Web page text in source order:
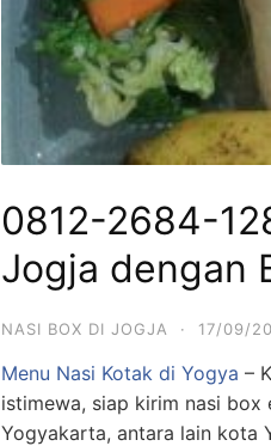
0812-2684-
Jogja dengan
NASI BOX DI JOGJA · 17/09/
Menu Nasi Kotak di Yogya –
istimewa, siap kirim nasi box
Yogyakarta, antara lain kota